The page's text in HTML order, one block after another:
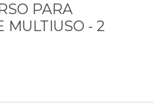
PARA
MULTIUSO - 2